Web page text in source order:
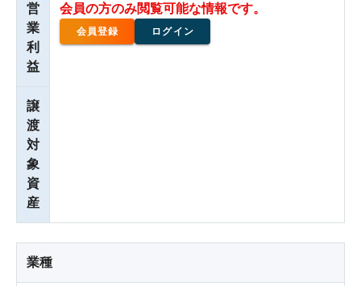
営
業
利
益
会員の方のみ閲覧可能な情報です。
会員登録 ログイン
譲
渡
対
象
資
産
業種